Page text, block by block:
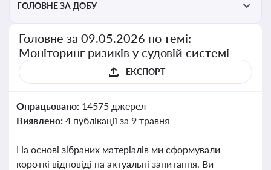
ГОЛОВНЕ ЗА ДОБУ
Головне за 09.05.2026 по темі:
Моніторинг ризиків у судовій системі
ЕКСПОРТ
Опрацьовано: 14575 джерел
Виявлено: 4 публікації за 9 травня
На основі зібраних матеріалів ми сформували
короткі відповіді на актуальні запитання. Ви